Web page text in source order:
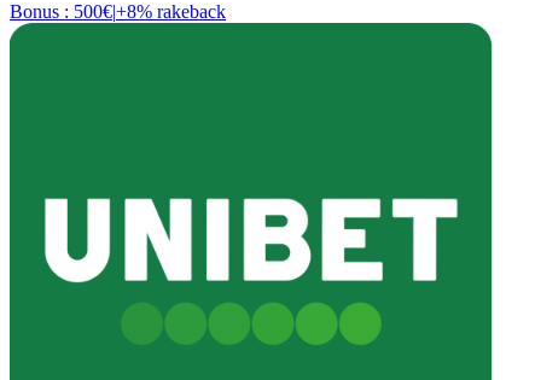
Bonus : 500€|+8% rakeback